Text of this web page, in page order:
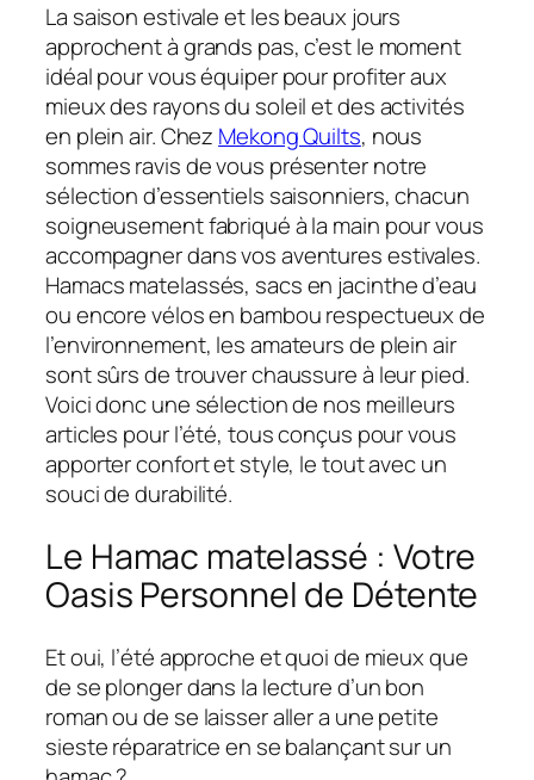
La saison estivale et les beaux jours
approchent à grands pas, c’est le moment
idéal pour vous équiper pour profiter aux
mieux des rayons du soleil et des activités
en plein air. Chez Mekong Quilts, nous
sommes ravis de vous présenter notre
sélection d’essentiels saisonniers, chacun
soigneusement fabriqué à la main pour vous
accompagner dans vos aventures estivales.
Hamacs matelassés, sacs en jacinthe d’eau
ou encore vélos en bambou respectueux de
l’environnement, les amateurs de plein air
sont sûrs de trouver chaussure à leur pied.
Voici donc une sélection de nos meilleurs
articles pour l’été, tous conçus pour vous
apporter confort et style, le tout avec un
souci de durabilité.
Le Hamac matelassé : Votre
Oasis Personnel de Détente
Et oui, l’été approche et quoi de mieux que
de se plonger dans la lecture d’un bon
roman ou de se laisser aller a une petite
sieste réparatrice en se balançant sur un